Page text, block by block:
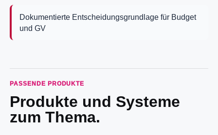
Dokumentierte Entscheidungsgrundlage für Budget
und GV
PASSENDE PRODUKTE
Produkte und Systeme
zum Thema.